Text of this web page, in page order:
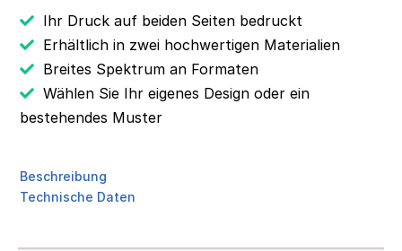
Ihr Druck auf beiden Seiten bedruckt
Erhältlich in zwei hochwertigen Materialien
Breites Spektrum an Formaten
Wählen Sie Ihr eigenes Design oder ein
bestehendes Muster
Beschreibung
Technische Daten